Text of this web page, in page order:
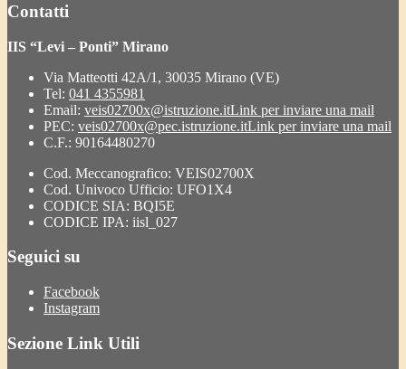
Contatti
IIS “Levi – Ponti” Mirano
Via Matteotti 42A/1, 30035 Mirano (VE)
Tel: 041 4355981
Email: veis02700x@istruzione.itLink per inviare una mail
PEC: veis02700x@pec.istruzione.itLink per inviare una mail
C.F.: 90164480270
Cod. Meccanografico: VEIS02700X
Cod. Univoco Ufficio: UFO1X4
CODICE SIA: BQI5E
CODICE IPA: iisl_027
Seguici su
Facebook
Instagram
Sezione Link Utili